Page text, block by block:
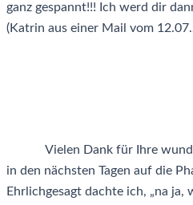
ganz gespannt!!! Ich werd dir
(Katrin aus einer Mail vom
Vielen Dank für Ihre
in den nächsten Tagen auf die
Ehrlichgesagt dachte ich, „na ja,